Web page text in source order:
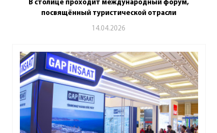
В столице проходит международный форум,
посвящённый туристической отрасли
14.04.2026